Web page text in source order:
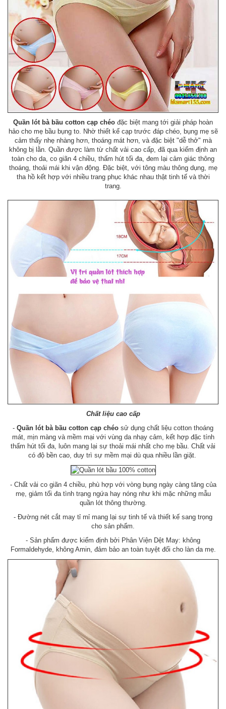
Quần lót bà bầu cotton cạp chéo đặc biệt mang tới giải pháp hoàn
hảo cho mẹ bầu bụng to. Nhờ thiết kế cạp trước đáp chéo, bụng mẹ sẽ
cảm thấy nhẹ nhàng hơn, thoáng mát hơn, và đặc biệt "dễ thở" mà
không bị lằn. Quần được làm từ chất vải cao cấp, đã qua kiểm định an
toàn cho da, co giãn 4 chiều, thấm hút tối đa, đem lại cảm giác thông
thoáng, thoải mái khi vận động. Đặc biệt, với tông màu thông dụng, mẹ
tha hồ kết hợp với nhiều trang phục khác nhau thật tinh tế và thời
trang.
Chất liệu cao cấp
- Quần lót bà bầu cotton cạp chéo sử dụng chất liệu cotton thoáng
mát, mịn màng và mềm mại với vùng da nhạy cảm, kết hợp đặc tính
thấm hút tối đa, luôn mang lại sự thoải mái nhất cho mẹ bầu. Chất vải
có độ bền cao, duy trì sự mềm mại dù qua nhiều lần giặt.
- Chất vải co giãn 4 chiều, phù hợp với vòng bụng ngày càng tăng của
mẹ, giảm tối đa tình trạng ngứa hay nóng như khi mặc những mẫu
quần lót thông thường.
- Đường nét cắt may tỉ mỉ mang lại sự tinh tế và thiết kế sang trọng
cho sản phẩm.
- Sản phẩm được kiểm định bởi Phân Viện Dệt May: không
Formaldehyde, không Amin, đảm bảo an toàn tuyệt đối cho làn da mẹ.